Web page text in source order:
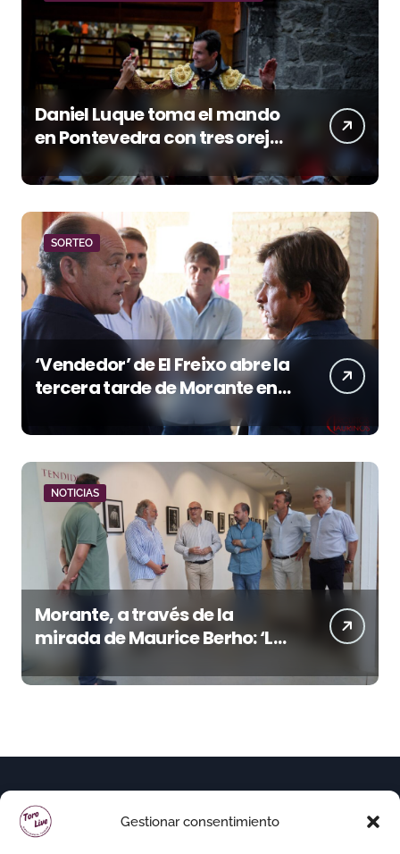
Gestionar consentimiento
Daniel Luque toma el mando
en Pontevedra con tres orejas
y una Puerta Grande de peso
SORTEO
‘Vendedor’ de El Freixo abre la
tercera tarde de Morante en
la temporada portuense
NOTICIAS
Morante, a través de la
mirada de Maurice Berho: ‘La
belleza del misterio’ llega a La
Malagueta